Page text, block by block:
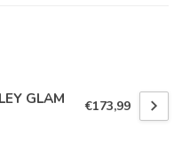
GLAM €173,99